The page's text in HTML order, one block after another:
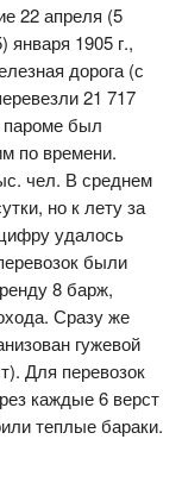
22 апреля (5
января 1905 г.,
дорога (с
21 717
пароме был
по времени.
чел. В среднем
но к лету за
удалось
были
8 барж,
Сразу же
гужевой
Для перевозок
каждые 6 верст
теплые бараки.